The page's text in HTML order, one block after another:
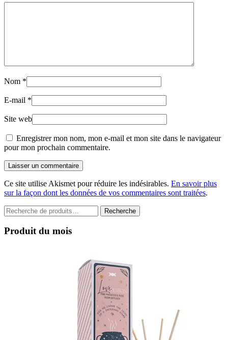
Nom *
E-mail *
Site web
Enregistrer mon nom, mon e-mail et mon site dans le navigateur
pour mon prochain commentaire.
Laisser un commentaire
Ce site utilise Akismet pour réduire les indésirables. En savoir plus
sur la façon dont les données de vos commentaires sont traitées.
Recherche
pour :
Recherche
Produit du mois